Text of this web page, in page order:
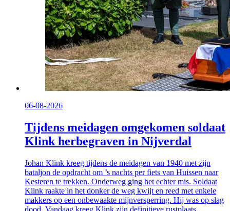
06-08-2026
Tijdens meidagen omgekomen soldaat
Klink herbegraven in Nijverdal
Johan Klink kreeg tijdens de meidagen van 1940 met zijn
bataljon de opdracht om ’s nachts per fiets van Huissen naar
Kesteren te trekken. Onderweg ging het echter mis. Soldaat
Klink raakte in het donker de weg kwijt en reed met enkele
makkers op een onbewaakte mijnversperring. Hij was op slag
dood. Vandaag kreeg Klink zijn definitieve rustplaats.